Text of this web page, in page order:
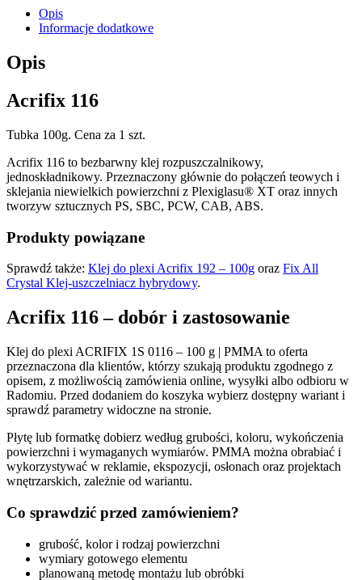
Opis
Informacje dodatkowe
Opis
Acrifix 116
Tubka 100g. Cena za 1 szt.
Acrifix 116 to bezbarwny klej rozpuszczalnikowy,
jednoskładnikowy. Przeznaczony głównie do połączeń teowych i
sklejania niewielkich powierzchni z Plexiglasu® XT oraz innych
tworzyw sztucznych PS, SBC, PCW, CAB, ABS.
Produkty powiązane
Sprawdź także: Klej do plexi Acrifix 192 – 100g oraz Fix All
Crystal Klej-uszczelniacz hybrydowy.
Acrifix 116 – dobór i zastosowanie
Klej do plexi ACRIFIX 1S 0116 – 100 g | PMMA to oferta
przeznaczona dla klientów, którzy szukają produktu zgodnego z
opisem, z możliwością zamówienia online, wysyłki albo odbioru w
Radomiu. Przed dodaniem do koszyka wybierz dostępny wariant i
sprawdź parametry widoczne na stronie.
Płytę lub formatkę dobierz według grubości, koloru, wykończenia
powierzchni i wymaganych wymiarów. PMMA można obrabiać i
wykorzystywać w reklamie, ekspozycji, osłonach oraz projektach
wnętrzarskich, zależnie od wariantu.
Co sprawdzić przed zamówieniem?
grubość, kolor i rodzaj powierzchni
wymiary gotowego elementu
planowaną metodę montażu lub obróbki